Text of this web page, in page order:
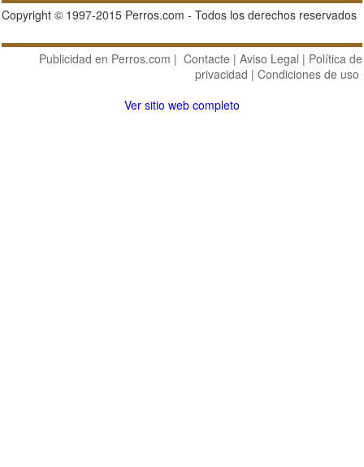
Copyright © 1997-2015 Perros.com - Todos los derechos reservados
Publicidad en Perros.com | Contacte | Aviso Legal | Política de
privacidad | Condiciones de uso
Ver sitio web completo